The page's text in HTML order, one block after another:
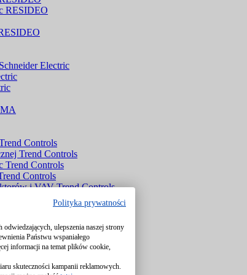
RESIDEO
Electric
Controls
Trend Controls
Trend Controls
Controls
i VAV Trend Controls
PENN® by Johnson Controls
Controls
Polityka prywatności
ulepszenia naszej strony
Państwu wspaniałego
informacji na temat plików cookie,
skuteczności kampanii reklamowych.